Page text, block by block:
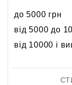
до 5000 грн
від 5000 до
від 10000 і